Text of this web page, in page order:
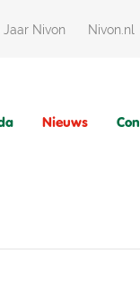
Jaar Nivon Nivon.nl
Nieuws